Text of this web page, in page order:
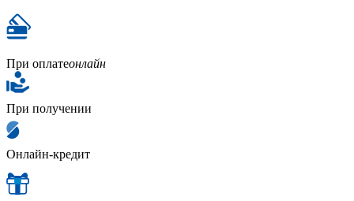
При оплатеонлайн
При получении
Онлайн-кредит